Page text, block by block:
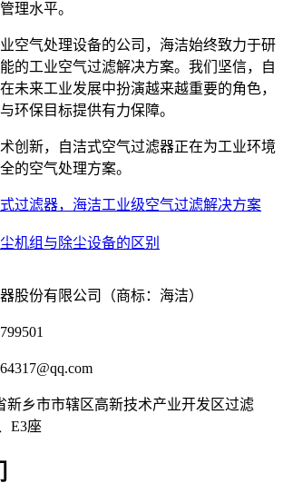
理水平。
空气处理设备的公司，海洁始终致力于研
的工业空气过滤解决方案。我们坚信，自
未来工业发展中扮演越来越重要的角色，
环保目标提供有力保障。
创新，自洁式空气过滤器正在为工业环境
的空气处理方案。
过滤器，海洁工业级空气过滤解决方案
机组与除尘设备的区别
股份有限公司（商标：海洁）
新乡市市辖区高新技术产业开发区过滤
E3座